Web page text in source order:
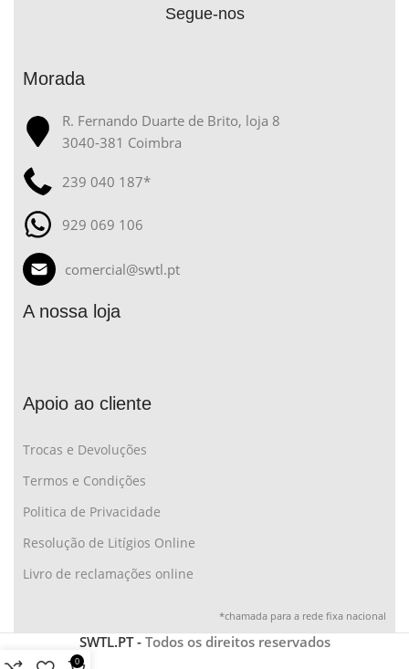
Segue-nos
Morada
R. Fernando Duarte de Brito, loja 8
3040-381 Coimbra
239 040 187*
929 069 106
comercial@swtl.pt
A nossa loja
Apoio ao cliente
Trocas e Devoluções
Termos e Condições
Politica de Privacidade
Resolução de Litígios Online
Livro de reclamações online
*chamada para a rede fixa nacional
SWTL.PT - Todos os direitos reservados
0